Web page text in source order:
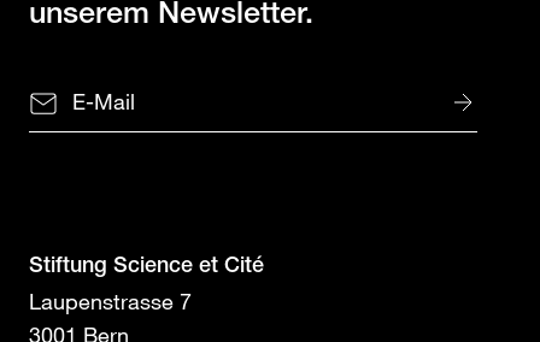
unserem Newsletter.
Stiftung Science et Cité
Laupenstrasse 7
3001 Bern